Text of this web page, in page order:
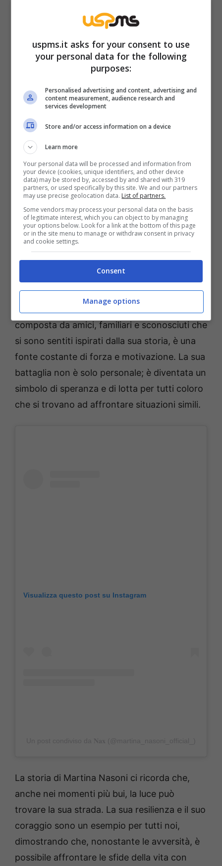
facile, ma Martina ha scelto di affrontare
questa sfida a testa alta, condividendo la sua
esperienza in modo aperto e sincero.
La notizia del trapianto è stata accolta con
un’ondata di sostegno e affetto da parte dei
fan, che hanno inondato i social di messaggi
di incoraggiamento per Martina. La sua storia
vulnerabilità e la forza possano andare di pari
passo.Martina non si è limitata a
condividere la sua esperienza personale;ha
anche lanciato un messaggio importante
sull’importanza della donazione degli organi,
sensibilizzando l’opinione pubblica su un tema
tanto delicato quanto vitale.
costellata di sfide, ma Martina non è sola. La
comunità che si è formata attorno a lei,
composta da amici, familiari e sconosciuti che
si sono sentiti ispirati dalla sua storia, è una
fonte costante di forza e motivazione. La sua
battaglia non è solo personale; è diventata un
simbolo di speranza e di lotta per tutti coloro
che si trovano ad affrontare situazioni simili.
Visualizza questo post su Instagram
La storia di Martina Nasoni ci ricorda che,
anche nei momenti più bui, la luce può
trovare la sua strada. La sua resilienza e il suo
coraggio sono un esempio per tutti noi,
dimostrando che, nonostante le avversità, è
possibile affrontare le sfide della vita con
uspms.it asks for your consent to use
your personal data for the following
purposes:
Personalised advertising and content, advertising and
content measurement, audience research and
services development
Store and/or access information on a device
Learn more
Your personal data will be processed and information from
your device (cookies, unique identifiers, and other device
data) may be stored by, accessed by and shared with 319
partners, or used specifically by this site. We and our partners
may use precise geolocation data. List of partners.
Some vendors may process your personal data on the basis
of legitimate interest, which you can object to by managing
your options below. Look for a link at the bottom of this page
or in the site menu to manage or withdraw consent in privacy
and cookie settings.
Consent
Manage options